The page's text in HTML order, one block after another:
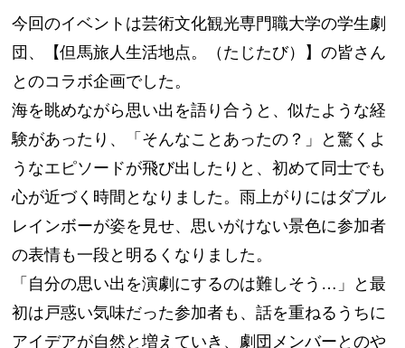
今回のイベントは芸術文化観光専門職大学の学生劇
団、【但馬旅人生活地点。（たじたび）】の皆さん
とのコラボ企画でした。
海を眺めながら思い出を語り合うと、似たような経
験があったり、「そんなことあったの？」と驚くよ
うなエピソードが飛び出したりと、初めて同士でも
心が近づく時間となりました。雨上がりにはダブル
レインボーが姿を見せ、思いがけない景色に参加者
の表情も一段と明るくなりました。
「自分の思い出を演劇にするのは難しそう…」と最
初は戸惑い気味だった参加者も、話を重ねるうちに
アイデアが自然と増えていき、劇団メンバーとのや